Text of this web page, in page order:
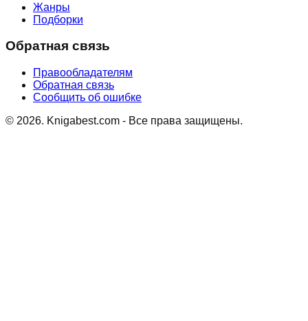
Жанры
Подборки
Обратная связь
Правообладателям
Обратная связь
Сообщить об ошибке
© 2026. Knigabest.com - Все права защищены.